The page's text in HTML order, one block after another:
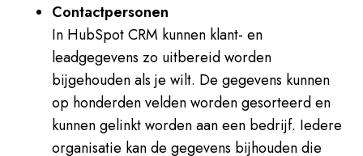
Contactpersonen
In HubSpot CRM kunnen klant- en
leadgegevens zo uitbereid worden
bijgehouden als je wilt. De gegevens kunnen
op honderden velden worden gesorteerd en
kunnen gelinkt worden aan een bedrijf. Iedere
organisatie kan de gegevens bijhouden die